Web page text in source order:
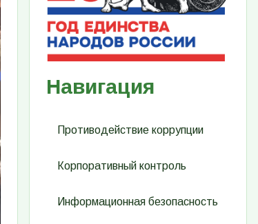
Навигация
Противодействие коррупции
Корпоративный контроль
Информационная безопасность